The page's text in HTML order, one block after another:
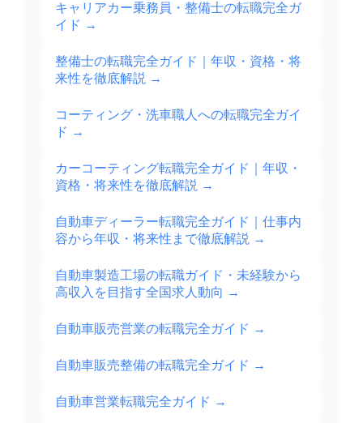
キャリアカー乗務員・整備士の転職完全ガ
イド →
整備士の転職完全ガイド｜年収・資格・将
来性を徹底解説 →
コーティング・洗車職人への転職完全ガイ
ド →
カーコーティング転職完全ガイド｜年収・
資格・将来性を徹底解説 →
自動車ディーラー転職完全ガイド｜仕事内
容から年収・将来性まで徹底解説 →
自動車製造工場の転職ガイド・未経験から
高収入を目指す全国求人動向 →
自動車販売営業の転職完全ガイド →
自動車販売整備の転職完全ガイド →
自動車営業転職完全ガイド →